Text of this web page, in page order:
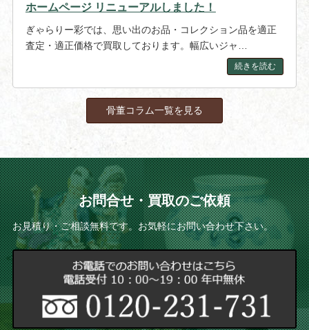
ホームページ リニューアルしました！
ぎゃらりー彩では、思い出のお品・コレクション品を適正
査定・適正価格で買取しております。幅広いジャ…
続きを読む
骨董コラム一覧を見る
お問合せ・買取のご依頼
お見積り・ご相談無料です。お気軽にお問い合わせ下さい。